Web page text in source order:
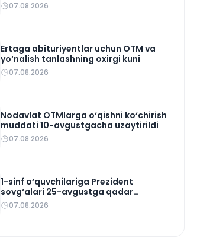
07.08.2026
Ertaga abituriyentlar uchun OTM va
yo‘nalish tanlashning oxirgi kuni
07.08.2026
Nodavlat OTMlarga o‘qishni ko‘chirish
muddati 10-avgustgacha uzaytirildi
07.08.2026
1-sinf o‘quvchilariga Prezident
sovg‘alari 25-avgustga qadar
yetkaziladi
07.08.2026